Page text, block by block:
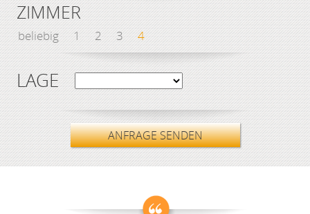
ZIMMER
beliebig 1 2 3 4
LAGE
ANFRAGE SENDEN